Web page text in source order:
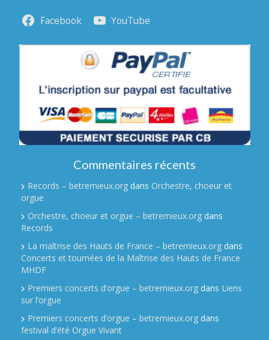
Facebook YouTube
Commentaires récents
Records – betremieux.org dans Orchestre, choeur et
orgue
Orchestre, choeur et orgue – betremieux.org dans
Records
La maîtrise des Hauts de France – betremieux.org dans
Concerts et tournées de la Maîtrise des Hauts de France
MHDF
Premiers concerts d’orgue – betremieux.org dans Liens
sur l’orgue
Premiers concerts d’orgue – betremieux.org dans
festival d’été Orgue Vivant